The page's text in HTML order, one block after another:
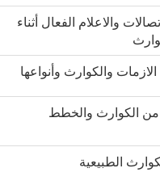
والاعلام الفعال أثناء
والكوارث وأنواعها
من الكوارث والخطط
الطبيعية